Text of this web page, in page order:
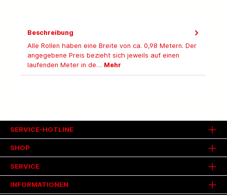
Beschreibung
Alle Rollen haben eine Breite von ca. 0,98 Metern. Der
angegebene Preis bezieht sich jeweils auf einen
laufenden Meter in de… Mehr
SHOP
SERVICE
INFORMATIONEN
SERVICE-HOTLINE